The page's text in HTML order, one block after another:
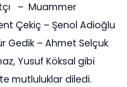
– Muammer
Çekiç – Şenol Adioğlu
Gedik – Ahmet Selçuk
Yusuf Köksal gibi
mutluluklar diledi.